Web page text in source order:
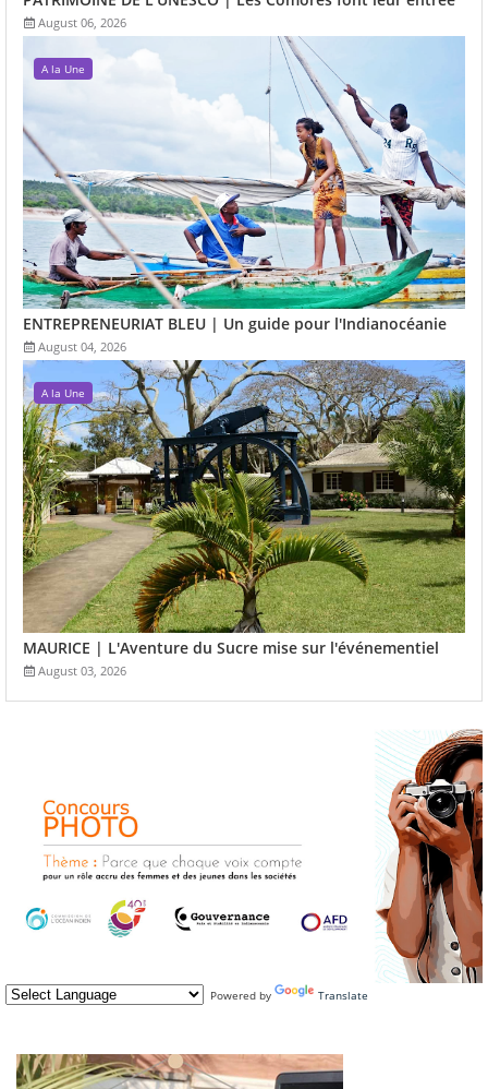
August 06, 2026
A la Une
ENTREPRENEURIAT BLEU | Un guide pour l'Indianocéanie
August 04, 2026
A la Une
MAURICE | L'Aventure du Sucre mise sur l'événementiel
August 03, 2026
Powered by Translate